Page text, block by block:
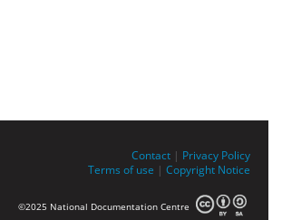
Contact | Privacy Policy
Terms of use | Copyright Notice
©2025 National Documentation Centre